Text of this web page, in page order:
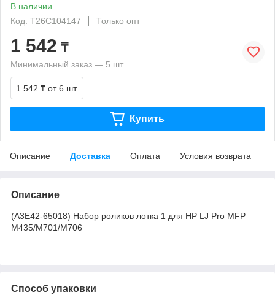
В наличии
Код: T26C104147
Только опт
1 542 ₸
Минимальный заказ — 5 шт.
1 542 ₸ от 6 шт.
Купить
Описание Доставка Оплата Условия возврата
Описание
(A3E42-65018) Набор роликов лотка 1 для HP LJ Pro MFP
M435/M701/M706
Способ упаковки